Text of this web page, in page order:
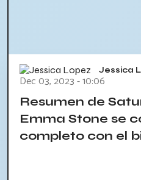
Jessica
Dec 03, 2023 - 10:06
Resumen de
Emma Stone se
completo con el